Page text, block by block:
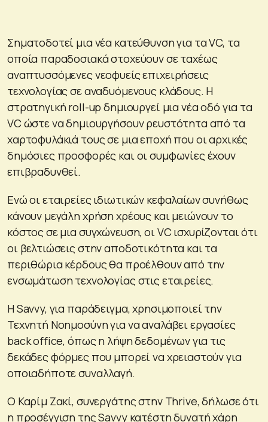
Σηματοδοτεί μια νέα κατεύθυνση για τα VC, τα
οποία παραδοσιακά στοχεύουν σε ταχέως
αναπτυσσόμενες νεοφυείς επιχειρήσεις
τεχνολογίας σε αναδυόμενους κλάδους. Η
στρατηγική roll-up δημιουργεί μια νέα οδό για τα
VC ώστε να δημιουργήσουν ρευστότητα από τα
χαρτοφυλάκιά τους σε μια εποχή που οι αρχικές
δημόσιες προσφορές και οι συμφωνίες έχουν
επιβραδυνθεί.
Ενώ οι εταιρείες ιδιωτικών κεφαλαίων συνήθως
κάνουν μεγάλη χρήση χρέους και μειώνουν το
κόστος σε μια συγχώνευση, οι VC ισχυρίζονται ότι
οι βελτιώσεις στην αποδοτικότητα και τα
περιθώρια κέρδους θα προέλθουν από την
ενσωμάτωση τεχνολογίας στις εταιρείες.
Η Savvy, για παράδειγμα, χρησιμοποιεί την
Τεχνητή Νοημοσύνη για να αναλάβει εργασίες
back office, όπως η λήψη δεδομένων για τις
δεκάδες φόρμες που μπορεί να χρειαστούν για
οποιαδήποτε συναλλαγή.
Ο Καρίμ Ζακί, συνεργάτης στην Thrive, δήλωσε ότι
η προσέγγιση της Savvy κατέστη δυνατή χάρη